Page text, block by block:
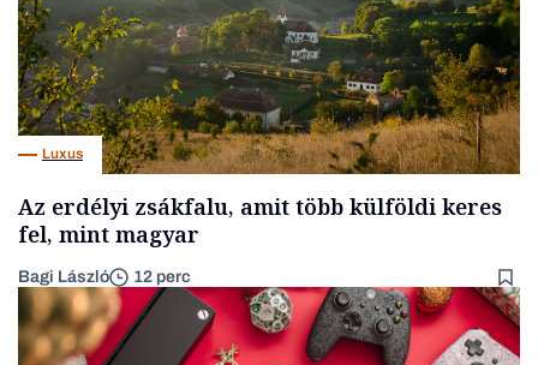
Luxus
Az erdélyi zsákfalu, amit több külföldi keres
fel, mint magyar
Bagi László 12 perc